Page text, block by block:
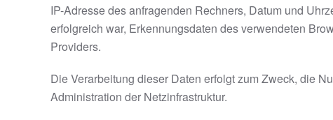
IP-Adresse des anfragenden Rechners, Datum und
erfolgreich war, Erkennungsdaten des verwendeten
Providers.
Die Verarbeitung dieser Daten erfolgt zum Zweck, die
Administration der Netzinfrastruktur.